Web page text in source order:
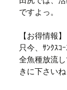
ですよっ。
【お得情報】
只今、ｻﾝｸｽｺ
全魚種放流
きに下さいね